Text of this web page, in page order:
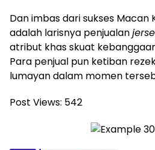
Dan imbas dari sukses
adalah larisnya penjualan
atribut khas skuat
Para penjual pun ketiban
lumayan dalam momen
Post Views: 542